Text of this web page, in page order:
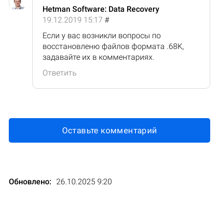
Hetman Software: Data Recovery
19.12.2019 15:17 #
Если у вас возникли вопросы по
восстановленю файлов формата .68K,
задавайте их в комментариях.
Ответить
Оставьте комментарий
Обновлено: 26.10.2025 9:20